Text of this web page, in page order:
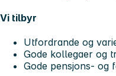
Vi tilbyr
Utfordrande og
Gode kollegaer og
Gode pensjons- og